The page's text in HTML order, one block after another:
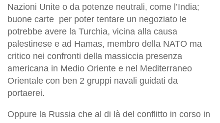
Nazioni Unite o da potenze neutrali, come l’India;
buone carte per poter tentare un negoziato le
potrebbe avere la Turchia, vicina alla causa
palestinese e ad Hamas, membro della NATO ma
critico nei confronti della massiccia presenza
americana in Medio Oriente e nel Mediterraneo
Orientale con ben 2 gruppi navali guidati da
portaerei.
Oppure la Russia che al di là del conflitto in corso in